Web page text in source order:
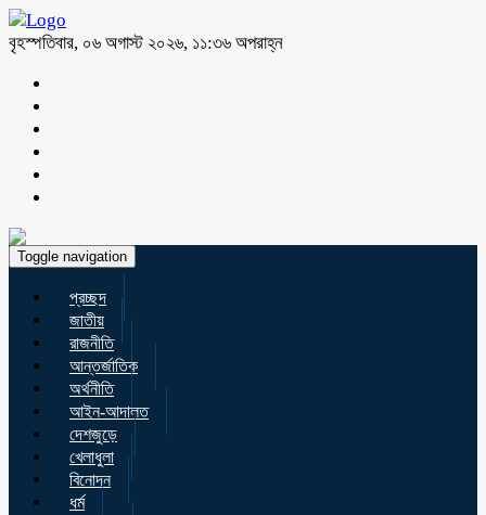
বৃহস্পতিবার, ০৬ অগাস্ট ২০২৬, ১১:৩৬ অপরাহ্ন
Toggle navigation
প্রচ্ছদ
জাতীয়
রাজনীতি
আন্তর্জাতিক
অর্থনীতি
আইন-আদালত
দেশজুড়ে
খেলাধুলা
বিনোদন
ধর্ম